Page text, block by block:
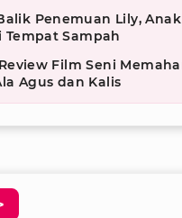
Penemuan Lily,
Sampah
Film Seni
Agus dan Kalis